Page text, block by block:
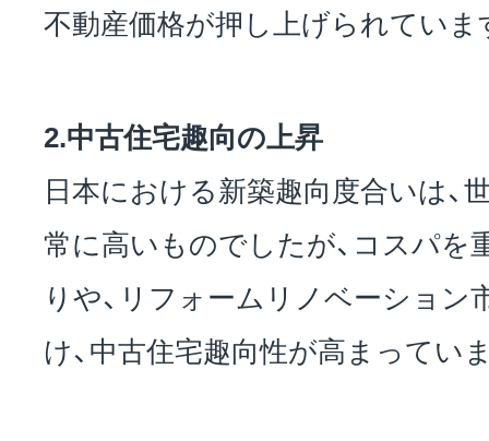
不動産価格が押し上げられていま
2.中古住宅趣向の上昇
日本における新築趣向度合いは、
常に高いものでしたが、コスパを
りや、リフォームリノベーショ
け、中古住宅趣向性が高まってい